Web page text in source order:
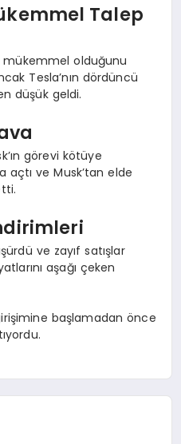
Talep
olduğunu
Tesla’nın dördüncü
düşük geldi.
görevi kötüye
açtı ve Musk’tan elde
ve zayıf satışlar
aşağı çeken
başlamadan önce